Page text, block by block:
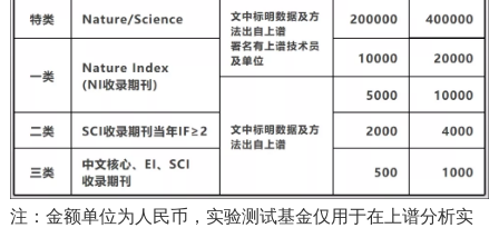
注：金额单位为人民币，实验测试基金仅用于在上谱分析实